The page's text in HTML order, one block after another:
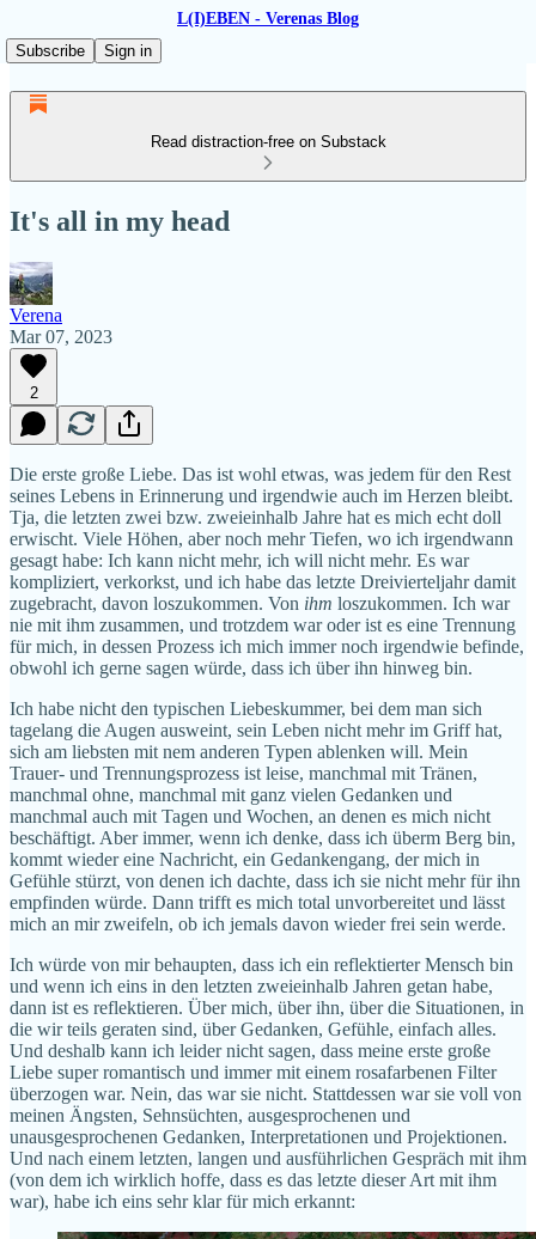
L(I)EBEN - Verenas Blog
Subscribe
Sign in
Read distraction-free on Substack
It's all in my head
Verena
Mar 07, 2023
2
Die erste große Liebe. Das ist wohl etwas, was jedem für den Rest
seines Lebens in Erinnerung und irgendwie auch im Herzen bleibt.
Tja, die letzten zwei bzw. zweieinhalb Jahre hat es mich echt doll
erwischt. Viele Höhen, aber noch mehr Tiefen, wo ich irgendwann
gesagt habe: Ich kann nicht mehr, ich will nicht mehr. Es war
kompliziert, verkorkst, und ich habe das letzte Dreivierteljahr damit
zugebracht, davon loszukommen. Von ihm loszukommen. Ich war
nie mit ihm zusammen, und trotzdem war oder ist es eine Trennung
für mich, in dessen Prozess ich mich immer noch irgendwie befinde,
obwohl ich gerne sagen würde, dass ich über ihn hinweg bin.
Ich habe nicht den typischen Liebeskummer, bei dem man sich
tagelang die Augen ausweint, sein Leben nicht mehr im Griff hat,
sich am liebsten mit nem anderen Typen ablenken will. Mein
Trauer- und Trennungsprozess ist leise, manchmal mit Tränen,
manchmal ohne, manchmal mit ganz vielen Gedanken und
manchmal auch mit Tagen und Wochen, an denen es mich nicht
beschäftigt. Aber immer, wenn ich denke, dass ich überm Berg bin,
kommt wieder eine Nachricht, ein Gedankengang, der mich in
Gefühle stürzt, von denen ich dachte, dass ich sie nicht mehr für ihn
empfinden würde. Dann trifft es mich total unvorbereitet und lässt
mich an mir zweifeln, ob ich jemals davon wieder frei sein werde.
Ich würde von mir behaupten, dass ich ein reflektierter Mensch bin
und wenn ich eins in den letzten zweieinhalb Jahren getan habe,
dann ist es reflektieren. Über mich, über ihn, über die Situationen, in
die wir teils geraten sind, über Gedanken, Gefühle, einfach alles.
Und deshalb kann ich leider nicht sagen, dass meine erste große
Liebe super romantisch und immer mit einem rosafarbenen Filter
überzogen war. Nein, das war sie nicht. Stattdessen war sie voll von
meinen Ängsten, Sehnsüchten, ausgesprochenen und
unausgesprochenen Gedanken, Interpretationen und Projektionen.
Und nach einem letzten, langen und ausführlichen Gespräch mit ihm
(von dem ich wirklich hoffe, dass es das letzte dieser Art mit ihm
war), habe ich eins sehr klar für mich erkannt: